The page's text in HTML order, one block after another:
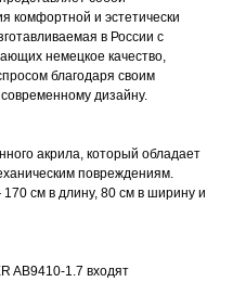
комфортной и эстетически
в России с
немецкое качество,
благодаря своим
дизайну.
акрила, который обладает
повреждениям.
см в длину, 80 см в ширину и
AB9410-1.7 входят